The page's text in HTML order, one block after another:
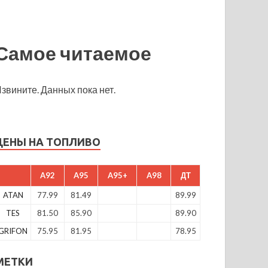
читаемое
Данных пока нет.
НА ТОПЛИВО
A92 A95 A95+ A98 ДТ
ATAN 77.99 81.49
89.99
TES
81.50 85.90
89.90
75.95 81.95 78.95